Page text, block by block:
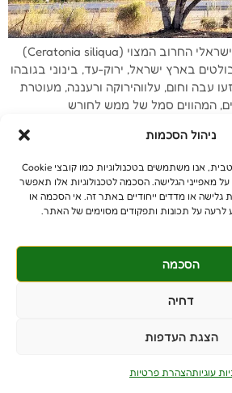
ניהול הסכמות
כדי לספק חוויית משתמש מיטבית, אנו משתמשים בטכנולוגיות כמו קובצי Cookie
מאפייני הגלישה. הסכמה לטכנולוגיות אלו תאפשר
גלישה או מדדים ייחודיים באתר זה. אי הסכמה או
לרעה על תכונות ותפקודים מסוימים של האתר.
הסכמה
דחיה
הצגת העדפות
עוגיותהצהרת פרטיות
חרוב מצוי: ירוק-עד ארצישראלי החרוב המצוי (Ceratonia siliqua)
בארץ ישראל, ירוק-עד, בינוני בגובהו
עבה וחום, עלווהירוקה ורעננה, מעוטרת
המהווים סמל של ממש לחורש
שלד ולרקבונות. לכן, […]
© כל הזכויות שמורות
- 052-639-4106
מושב צרופה